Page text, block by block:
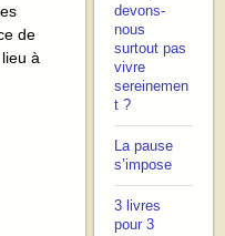
de
à
devons-
nous
surtout pas
vivre
sereinemen
t ?
La pause
s’impose
3 livres
pour 3